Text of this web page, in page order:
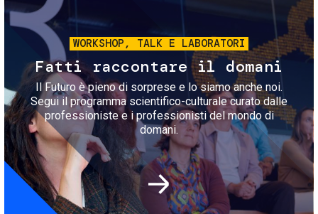
WORKSHOP, TALK E LABORATORI
Fatti raccontare il domani
Il Futuro è pieno di sorprese e lo siamo anche noi.
Segui il programma scientifico-culturale curato dalle
professioniste e i professionisti del mondo di
domani.